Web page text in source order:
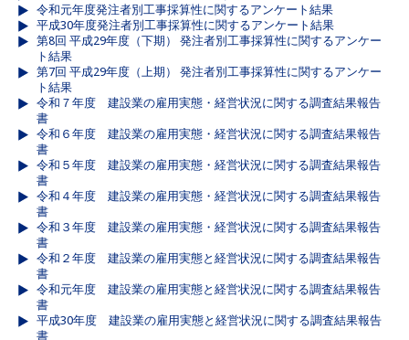
令和元年度発注者別工事採算性に関するアンケート結果
平成30年度発注者別工事採算性に関するアンケート結果
第8回 平成29年度（下期） 発注者別工事採算性に関するアンケー
ト結果
第7回 平成29年度（上期） 発注者別工事採算性に関するアンケー
ト結果
令和７年度 建設業の雇用実態・経営状況に関する調査結果報告
書
令和６年度 建設業の雇用実態・経営状況に関する調査結果報告
書
令和５年度 建設業の雇用実態・経営状況に関する調査結果報告
書
令和４年度 建設業の雇用実態・経営状況に関する調査結果報告
書
令和３年度 建設業の雇用実態・経営状況に関する調査結果報告
書
令和２年度 建設業の雇用実態と経営状況に関する調査結果報告
書
令和元年度 建設業の雇用実態と経営状況に関する調査結果報告
書
平成30年度 建設業の雇用実態と経営状況に関する調査結果報告
書